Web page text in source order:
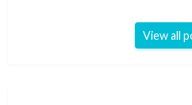
View all